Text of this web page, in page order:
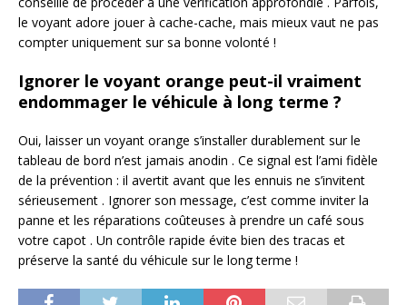
le voyant adore jouer à cache-cache, mais mieux vaut ne pas
compter uniquement sur sa bonne volonté !
Ignorer le voyant orange peut-il vraiment
endommager le véhicule à long terme ?
Oui, laisser un voyant orange s’installer durablement sur le
tableau de bord n’est jamais anodin . Ce signal est l’ami fidèle
de la prévention : il avertit avant que les ennuis ne s’invitent
sérieusement . Ignorer son message, c’est comme inviter la
panne et les réparations coûteuses à prendre un café sous
votre capot . Un contrôle rapide évite bien des tracas et
préserve la santé du véhicule sur le long terme !